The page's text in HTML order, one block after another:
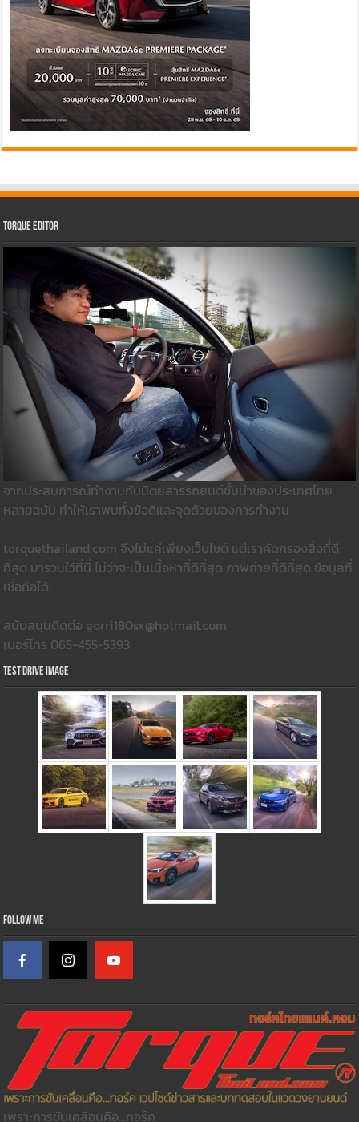
Torque Editor
จากประสบการณ์ทำงานกับนิตยสารรถยนต์ชั้นนำของประเทศไทย
หลายฉบับ ทำให้เราพบทั้งข้อดีและจุดด้วยของการทำงาน
torquethailand.com จึงไม่แค่เพียงเว็บไซต์ แต่เราคัดกรองสิ่งที่ดี
ที่สุด มารวมใว้ที่นี่ ไม่ว่าจะเป็นเนื้อหาที่ดีที่สุด ภาพถ่ายที่ดีที่สุด ข้อมูลที่
เชื่อถือได้
สนับสนุนติดต่อ gorri180sx@hotmail.com
เบอร์โทร 065-455-5393
Test Drive Image
Follow Me
เพราะการขับเคลื่อนคือ...ทอร์ค